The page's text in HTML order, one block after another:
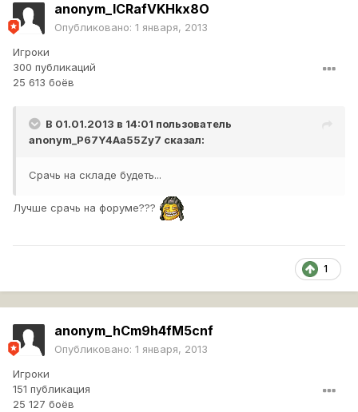
anonym_ICRafVKHkx8O
Опубликовано: 1 января, 2013
Игроки
300 публикаций
25 613 боёв
В 01.01.2013 в 14:01 пользователь
anonym_P67Y4Aa55Zy7 сказал:
Срачь на складе будеть...
Лучше срачь на форуме???
1
anonym_hCm9h4fM5cnf
Опубликовано: 1 января, 2013
Игроки
151 публикация
25 127 боёв